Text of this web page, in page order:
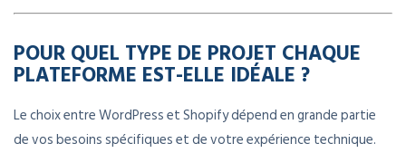
POUR QUEL TYPE DE PROJET CHAQUE
PLATEFORME EST-ELLE IDÉALE ?
Le choix entre WordPress et Shopify dépend en grande partie
de vos besoins spécifiques et de votre expérience technique.